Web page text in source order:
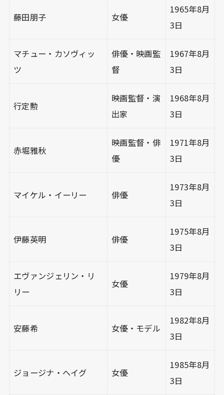
藤田朋子 女優
1965年8月
3日
マチュー・カソヴィッ
ツ
俳優・映画監
督
1967年8月
3日
行定勲
映画監督・演
出家
1968年8月
3日
赤堀雅秋
映画監督・俳
優
1971年8月
3日
マイケル・イーリー 俳優
1973年8月
3日
伊藤英明 俳優
1975年8月
3日
エヴァンジェリン・リ
リー
女優
1979年8月
3日
安藤希 女優・モデル
1982年8月
3日
ジョージナ・ヘイグ 女優
1985年8月
3日